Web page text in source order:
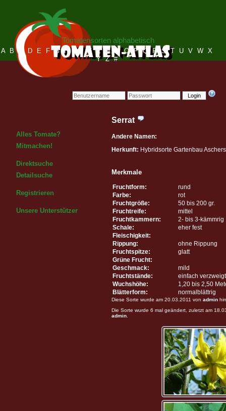
Login
Tomatensorten alphabetisch
A B C D E F G H I J K L M N O P Q R S T U V W X
Y Z #
Alles Tomate?
Mitmachen!
Direktsuche
Detailsuche
Registrieren
Unsere Unterstützer
Serrat
Andere Namen:
Herkunft: Hybridsorte Gartenbau
Merkmale
Fruchtform:
rund
Farbe:
rot
Fruchtgröße:
50 bis 200 gr.
Fruchtreife:
mittel
Fruchtkammern:
2- bis 3-kämmrig
Schale:
eher fest
Fleischigkeit:
Rippung:
ohne Rippung
Fruchtspitze:
glatt
Grüne Frucht:
Geschmack:
mild
Fruchtstände:
einfach verzweigt
Wuchshöhe:
1,20 bis 2,50
Blätterform:
normalblättrig
Diese Sorte wurde am 20.03.2011 von admin
Die Sorte wurde 6 mal geändert, zuletzt am
admin